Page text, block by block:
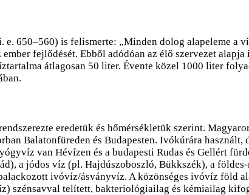
650–560) is felismerte: „Minden dolog alapeleme a
fejlődését. Ebből adódóan az élő szervezet
átlagosan 50 liter. Évente közel 1000 liter
eredetük és hőmérsékletük szerint.
Balatonfüreden és Budapesten. Ivókúrára
van Hévízen és a budapesti Rudas és Gellért
a jódos víz (pl. Hajdúszoboszló, Bükkszék), a
ivóvíz/ásványvíz. A közönséges ivóvíz föld
szénsavval telített, bakteriológiailag és kémiailag